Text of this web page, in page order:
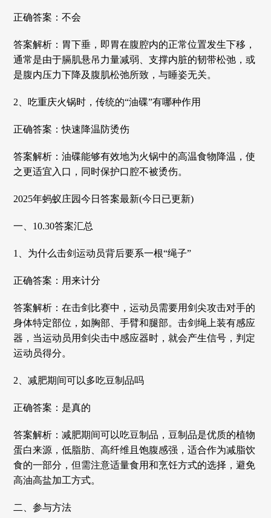
正确答案：不会
答案解析：胃下垂，即胃在腹腔内的正常位置发生下移，
通常是由于膈肌悬吊力量减弱、支撑内脏的韧带松弛，或
是腹内压力下降及腹肌松弛所致，与睡姿无关。
2、吃重庆火锅时，传统的“油碟”有哪种作用
正确答案：快速降温防烫伤
答案解析：油碟能够有效地为火锅中的高温食物降温，使
之更适宜入口，同时保护口腔不被烫伤。
2025年蚂蚁庄园今日答案最新(今日已更新)
一、10.30答案汇总
1、为什么击剑运动员背后要系一根“绳子”
正确答案：用来计分
答案解析：在击剑比赛中，运动员需要用剑尖攻击对手的
身体特定部位，如胸部、手臂和腿部。击剑绳上装有感应
器，当运动员用剑尖击中感应器时，就会产生信号，判定
运动员得分。
2、减肥期间可以多吃豆制品吗
正确答案：是真的
答案解析：减肥期间可以吃豆制品，豆制品是优质的植物
蛋白来源，低脂肪、高纤维且饱腹感强，适合作为减脂饮
食的一部分，但需注意适量食用和烹饪方式的选择，避免
高油高盐加工方式。
二、参与方法